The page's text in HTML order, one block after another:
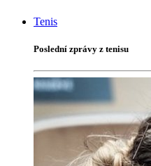
Tenis
Poslední zprávy z tenisu